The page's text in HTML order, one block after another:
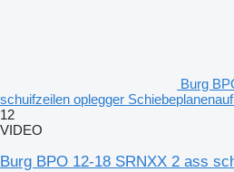
Burg
schuifzeilen oplegger
12
VIDEO
Burg BPO 12-18 SRNXX 2 ass